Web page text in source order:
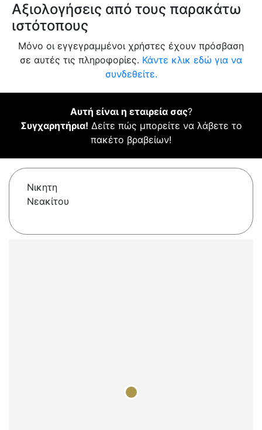
Αξιολογήσεις από τους παρακάτω
ιστότοπους
Μόνο οι εγγεγραμμένοι χρήστες έχουν πρόσβαση
σε αυτές τις πληροφορίες. Κάντε κλικ εδώ για να
συνδεθείτε.
Αυτή είναι η εταιρεία σας?
Συγχαρητήρια! Δείτε πώς μπορείτε να λάβετε το
πακέτο βραβείων!
Νικητη
Νεακίτου